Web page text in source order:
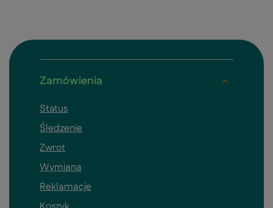
Zamówienia
Status
Śledzenie
Zwrot
Wymiana
Reklamacje